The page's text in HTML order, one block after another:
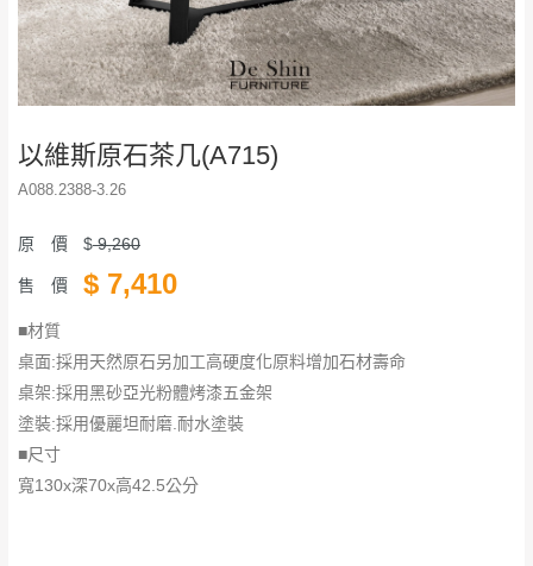
以維斯原石茶几(A715)
A088.2388-3.26
原 價 $9,260
售 價 $ 7,410
■材質
桌面:採用天然原石另加工高硬度化原料增加石材壽命
桌架:採用黑砂亞光粉體烤漆五金架
塗裝:採用優麗坦耐磨.耐水塗裝
■尺寸
寬130x深70x高42.5公分